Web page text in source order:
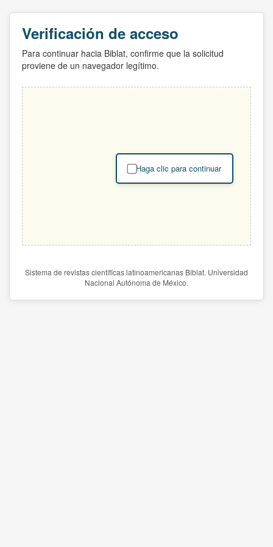
Verificación de acceso
Para continuar hacia Biblat, confirme que la solicitud
proviene de un navegador legítimo.
Haga clic para continuar
Sistema de revistas científicas latinoamericanas Biblat. Universidad
Nacional Autónoma de México.